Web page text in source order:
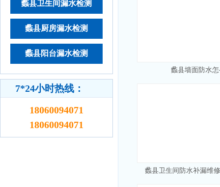
蠡县卫生间漏水检测
蠡县厨房漏水检测
蠡县阳台漏水检测
7*24小时热线：
18060094071
18060094071
蠡县墙面防水怎
蠡县卫生间防水补漏维